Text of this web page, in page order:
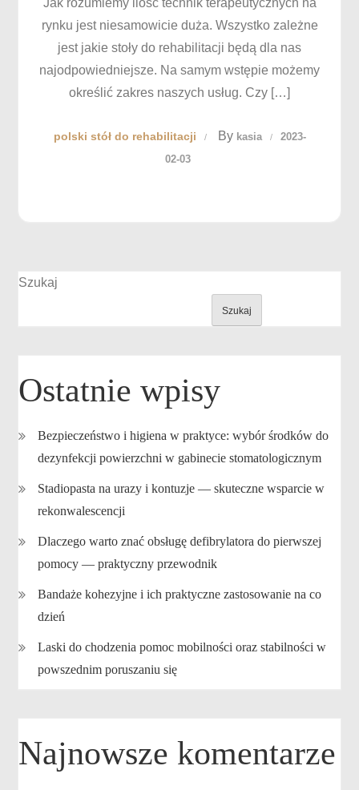
Jak rozumiemy ilość technik terapeutycznych na
rynku jest niesamowicie duża. Wszystko zależne
jest jakie stoły do rehabilitacji będą dla nas
najodpowiedniejsze. Na samym wstępie możemy
określić zakres naszych usług. Czy […]
polski stół do rehabilitacji By kasia
2023-
02-03
Szukaj
Szukaj
Ostatnie wpisy
Bezpieczeństwo i higiena w praktyce: wybór środków do
dezynfekcji powierzchni w gabinecie stomatologicznym
Stadiopasta na urazy i kontuzje — skuteczne wsparcie w
rekonwalescencji
Dlaczego warto znać obsługę defibrylatora do pierwszej
pomocy — praktyczny przewodnik
Bandaże kohezyjne i ich praktyczne zastosowanie na co
dzień
Laski do chodzenia pomoc mobilności oraz stabilności w
powszednim poruszaniu się
Najnowsze komentarze